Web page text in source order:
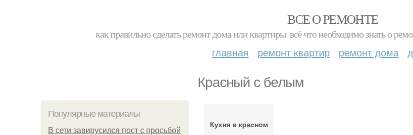
ВСЕ О РЕМОНТЕ
как правильно сделать ремонт дома или квартиры. всё что необходимо знать о
главная ремонт квартир ремонт дома
Красный с белым
Популярные материалы
В сети завирусился пост с просьбой
Кухня в красном